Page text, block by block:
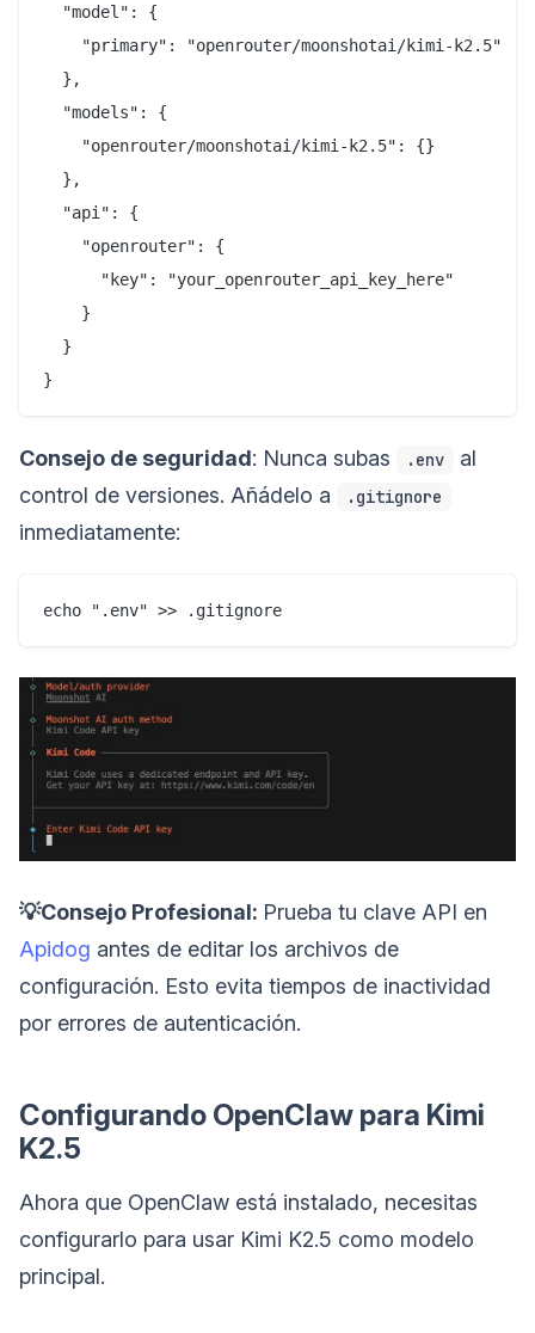
  "model": {
    "primary": "openrouter/moonshotai/kimi-k2.5"
  },
  "models": {
    "openrouter/moonshotai/kimi-k2.5": {}
  },
  "api": {
    "openrouter": {
      "key": "your_openrouter_api_key_here"
    }
  }
Consejo de seguridad: Nunca subas .env
al
control de versiones. Añádelo a
.gitignore
inmediatamente:
💡Consejo Profesional: Prueba tu clave API en
Apidog antes de editar los archivos de
configuración. Esto evita tiempos de inactividad
por errores de autenticación.
Configurando OpenClaw para Kimi
K2.5
Ahora que OpenClaw está instalado, necesitas
configurarlo para usar Kimi K2.5 como modelo
principal.